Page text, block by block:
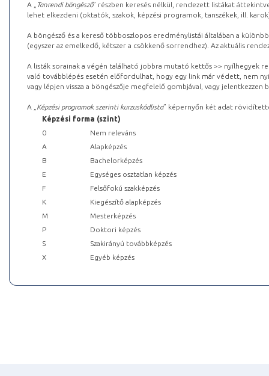
A „ Tanrendi böngésző” részben keresés nélkül, rendezett listákat
lehet elkezdeni (oktatók, szakok, képzési programok, tanszékek, ill.
A böngésző és a kereső többoszlopos eredménylistái általában a
(egyszer az emelkedő, kétszer a csökkenő sorrendhez). Az aktuális
A listák sorainak a végén található jobbra mutató kettős >> nyílhegyek
való továbblépés esetén előfordulhat, hogy egy link már védett, nem
vagy lépjen vissza a böngészője megfelelő gombjával, vagy
A „ Képzési programok szerinti kurzuskódlista” képernyőn két adat
Képzési forma (szint)
0
Nem releváns
A
Alapképzés
B
Bachelorképzés
E
Egységes osztatlan képzés
F
Felsőfokú szakképzés
K
Kiegészítő alapképzés
M
Mesterképzés
P
Doktori képzés
S
Szakirányú továbbképzés
X
Egyéb képzés